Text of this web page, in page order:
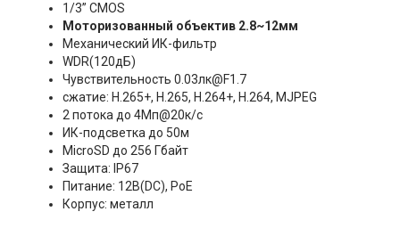
1/3” CMOS
Моторизованный объектив 2.8~12мм
Механический ИК-фильтр
WDR(120дБ)
Чувствительность 0.03лк@F1.7
сжатие: H.265+, H.265, H.264+, H.264, MJPEG
2 потока до 4Мп@20к/с
ИК-подсветка до 50м
MicroSD до 256 Гбайт
Защита: IP67
Питание: 12В(DC), PoE
Корпус: металл